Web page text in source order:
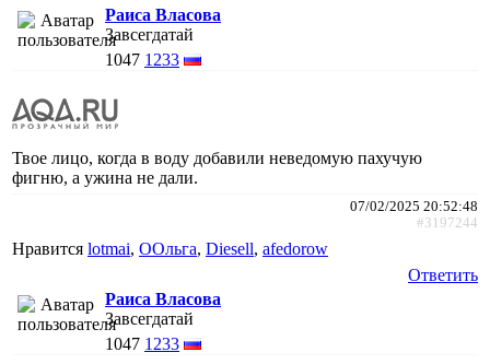
Раиса Власова
Завсегдатай
1047 1233
Твое лицо, когда в воду добавили неведомую пахучую
фигню, а ужина не дали.
07/02/2025 20:52:48
#3197244
Нравится lotmai, ООльга, Diesell, afedorow
Ответить
Раиса Власова
Завсегдатай
1047 1233